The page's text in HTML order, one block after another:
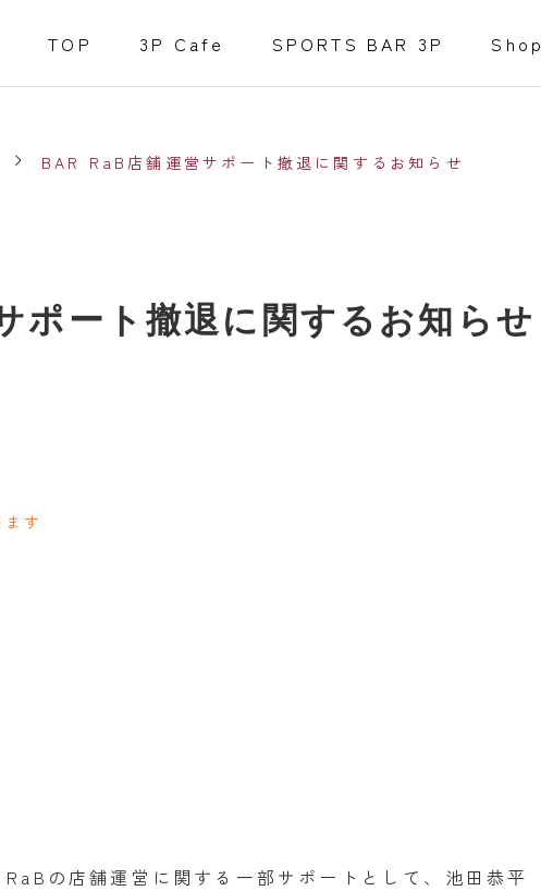
TOP 3P Cafe SPORTS BAR 3P Shop
BAR RaB店舗運営サポート撤退に関するお知らせ
ポート撤退に関するお知らせ
す
の店舗運営に関する一部サポートとして、池田恭平